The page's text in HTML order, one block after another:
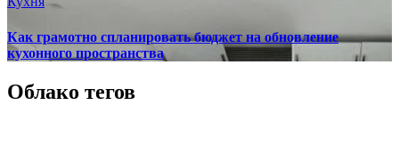
Как грамотно спланировать бюджет на обновление
кухонного пространства
Облако тегов